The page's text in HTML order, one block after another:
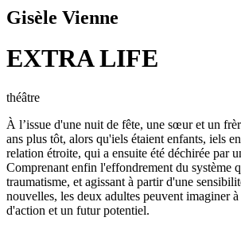
Gisèle Vienne
EXTRA LIFE
théâtre
À l’issue d'une nuit de fête, une sœur et un
ans plus tôt, alors qu'iels étaient enfants, iels
relation étroite, qui a ensuite été déchirée par
Comprenant enfin l'effondrement du système
traumatisme, et agissant à partir d'une
nouvelles, les deux adultes peuvent imaginer
d'action et un futur potentiel.